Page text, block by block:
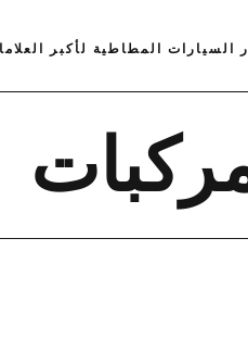
السيارات المطاطية لأكبر